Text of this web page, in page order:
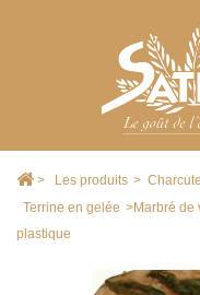
> Les produits >
Terrine en gelée >Marbré de
plastique